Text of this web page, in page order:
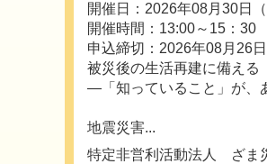
開催日：2026年08月30日（
開催時間：13:00～15：
申込締切：2026年08月26日
被災後の生活再建に備える
―「知っていること」が、
地震災害...
特定非営利活動法人 ざま